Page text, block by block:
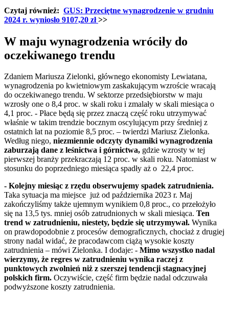
Czytaj również: GUS: Przeciętne wynagrodzenie w grudniu
2024 r. wyniosło 9107,20 zł >>
W maju wynagrodzenia wróciły do
oczekiwanego trendu
Zdaniem Mariusza Zielonki, głównego ekonomisty Lewiatana,
wynagrodzenia po kwietniowym zaskakującym wzroście wracają
do oczekiwanego trendu. W sektorze przedsiębiorstw w maju
wzrosły one o 8,4 proc. w skali roku i zmalały w skali miesiąca o
4,1 proc. - Płace będą się przez znaczą część roku utrzymywać
właśnie w takim trendzie bocznym oscylującym przy średniej z
ostatnich lat na poziomie 8,5 proc. – twierdzi Mariusz Zielonka.
Według niego, niezmiennie odczyty dynamiki wynagrodzenia
zaburzają dane z leśnictwa i górnictwa, gdzie wzrosty w tej
pierwszej branży przekraczają 12 proc. w skali roku. Natomiast w
stosunku do poprzedniego miesiąca spadły aż o 22,4 proc.
- Kolejny miesiąc z rzędu obserwujemy spadek zatrudnienia.
Taka sytuacja ma miejsce już od października 2023 r. Maj
zakończyliśmy także ujemnym wynikiem 0,8 proc., co przełożyło
się na 13,5 tys. mniej osób zatrudnionych w skali miesiąca. Ten
trend w zatrudnieniu, niestety, będzie się utrzymywał. Wynika
on prawdopodobnie z procesów demograficznych, chociaż z drugiej
strony nadal widać, że pracodawcom ciążą wysokie koszty
zatrudnienia – mówi Zielonka. I dodaje: - Mimo wszystko nadal
wierzymy, że regres w zatrudnieniu wynika raczej z
punktowych zwolnień niż z szerszej tendencji stagnacyjnej
polskich firm. Oczywiście, część firm będzie nadal odczuwała
podwyższone koszty zatrudnienia.